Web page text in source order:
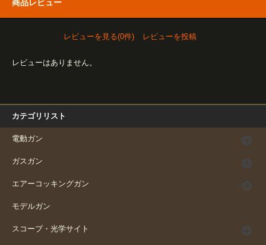
商品レビュー
レビューを見る(0件) レビューを投稿
レビューはありません。
カテゴリリスト
電動ガン
ガスガン
エアーコッキングガン
モデルガン
スコープ・光学サイト